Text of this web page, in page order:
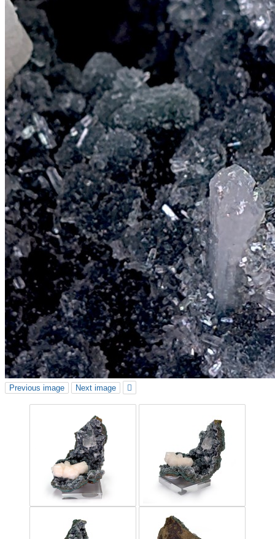
Previous image Next image 